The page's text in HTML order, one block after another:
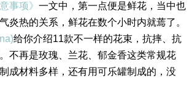
事项》 一文中，第一点便是鲜花，当中也
炎热的关系，鲜花在数个小时内就蔫了。
给你介绍11款不一样的花束，抗摔、抗
不再是玫瑰、兰花、郁金香这类常规花
成材料多样，还有用可乐罐制成的，没